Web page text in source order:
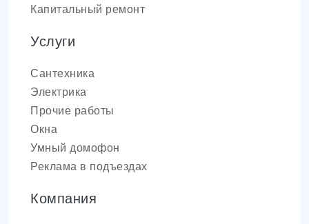
Капитальный ремонт
Услуги
Сантехника
Электрика
Прочие работы
Окна
Умный домофон
Реклама в подъездах
Компания